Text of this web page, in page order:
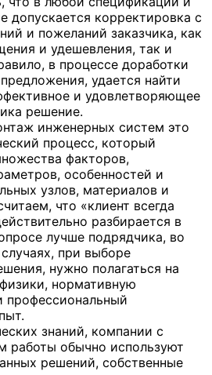
допускается корректировка с
и пожеланий заказчика, как
и удешевления, так и
в процессе доработки
удается найти
и удовлетворяющее
решение.
инженерных систем это
процесс, который
факторов,
особенностей и
узлов, материалов и
что «клиент всегда
разбирается в
лучше подрядчика, во
при выборе
нужно полагаться на
нормативную
профессиональный
знаний, компании с
работы обычно используют
решений, собственные